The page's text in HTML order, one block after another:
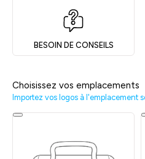
BESOIN DE CONSEILS
Choisissez vos emplacements
Importez vos logos à l'emplacement